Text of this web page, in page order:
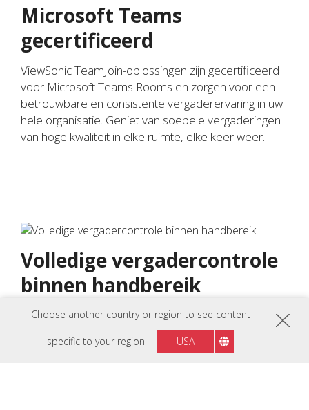
Choose another country or region to see content
specific to your region USA
Microsoft Teams
gecertificeerd
ViewSonic TeamJoin-oplossingen zijn gecertificeerd
voor Microsoft Teams Rooms en zorgen voor een
betrouwbare en consistente vergaderervaring in uw
hele organisatie. Geniet van soepele vergaderingen
van hoge kwaliteit in elke ruimte, elke keer weer.
Volledige vergadercontrole
binnen handbereik
Geniet van intuïtieve aanraakbediening met de
MRC1010-TN TeamJoin Touch Console. Dit 10,1”
Full HD anti-glare touchscreen met Direct HDMI